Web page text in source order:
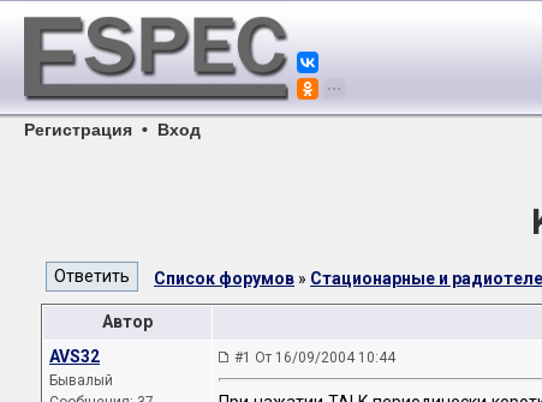
Регистрация • Вход
Список форумов » Стационарные и
Автор
AVS32
Бывалый
#1 От 16/09/2004 10:44